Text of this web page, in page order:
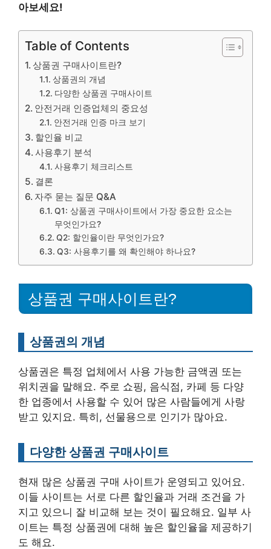
아보세요!
Table of Contents
상품권 구매사이트란?
상품권의 개념
다양한 상품권 구매사이트
안전거래 인증업체의 중요성
안전거래 인증 마크 보기
할인율 비교
사용후기 분석
사용후기 체크리스트
결론
자주 묻는 질문 Q&A
Q1: 상품권 구매사이트에서 가장 중요한 요소는
무엇인가요?
Q2: 할인율이란 무엇인가요?
Q3: 사용후기를 왜 확인해야 하나요?
상품권 구매사이트란?
상품권의 개념
상품권은 특정 업체에서 사용 가능한 금액권 또는
위치권을 말해요. 주로 쇼핑, 음식점, 카페 등 다양
한 업종에서 사용할 수 있어 많은 사람들에게 사랑
받고 있지요. 특히, 선물용으로 인기가 많아요.
다양한 상품권 구매사이트
현재 많은 상품권 구매 사이트가 운영되고 있어요.
이들 사이트는 서로 다른 할인율과 거래 조건을 가
지고 있으니 잘 비교해 보는 것이 필요해요. 일부 사
이트는 특정 상품권에 대해 높은 할인율을 제공하기
도 해요.